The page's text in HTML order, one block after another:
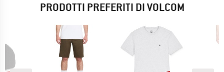
PRODOTTI PREFERITI DI VOLCOM